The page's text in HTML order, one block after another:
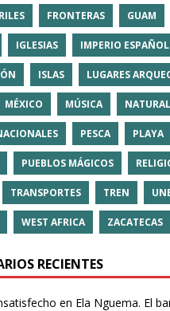
FRONTERAS GUAM
IGLESIAS IMPERIO ESPAÑOL
ISLAS LUGARES
MÉXICO MÚSICA
PESCA PLAYA
PUEBLOS MÁGICOS
TRANSPORTES TREN
WEST AFRICA ZACATECAS
RECIENTES
en Ela Nguema. El